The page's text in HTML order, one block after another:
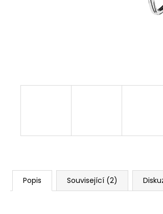
Popis Související (2)
FAVORIT PÁNSKÝ -